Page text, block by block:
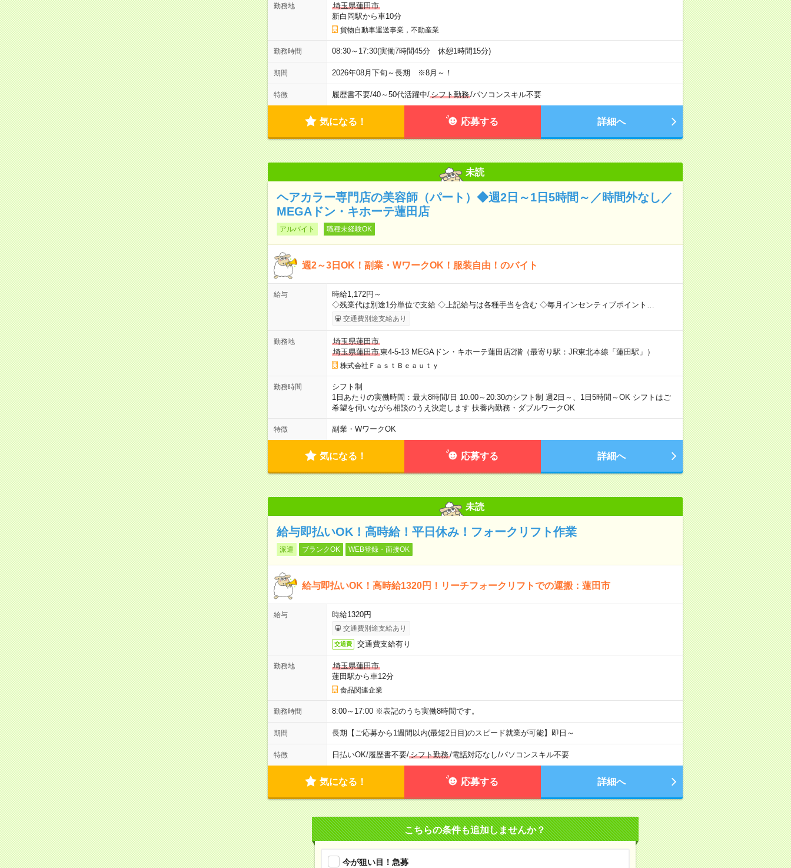
勤務地
埼玉県蓮田市
新白岡駅から車10分
貨物自動車運送事業，不動産業
勤務時間 08:30～17:30(実働7時間45分 休憩1時間15分)
期間 2026年08月下旬～長期 ※8月～！
特徴 履歴書不要/40～50代活躍中/シフト勤務/パソコンスキル不要
気になる！ 応募する 詳細へ
未読
ヘアカラー専門店の美容師（パート）◆週2日～1日5時間～／時間外なし／
MEGAドン・キホーテ蓮田店
アルバイト 職種未経験OK
週2～3日OK！副業・WワークOK！服装自由！のバイト
給与
時給1,172円～
◇残業代は別途1分単位で支給 ◇上記給与は各種手当を含む ◇毎月インセンティブポイント…
交通費別途支給あり
勤務地
埼玉県蓮田市
埼玉県蓮田市東4-5-13 MEGAドン・キホーテ蓮田店2階（最寄り駅：JR東北本線「蓮田駅」）
株式会社ＦａｓｔＢｅａｕｔｙ
勤務時間
シフト制
1日あたりの実働時間：最大8時間/日 10:00～20:30のシフト制 週2日～、1日5時間～OK シフトはご
希望を伺いながら相談のうえ決定します 扶養内勤務・ダブルワークOK
特徴 副業・WワークOK
気になる！ 応募する 詳細へ
未読
給与即払いOK！高時給！平日休み！フォークリフト作業
派遣 ブランクOK WEB登録・面接OK
給与即払いOK！高時給1320円！リーチフォークリフトでの運搬：蓮田市
給与 時給1320円
交通費別途支給あり
交通費 交通費支給有り
勤務地
埼玉県蓮田市
蓮田駅から車12分
食品関連企業
勤務時間 8:00～17:00 ※表記のうち実働8時間です。
期間 長期【ご応募から1週間以内(最短2日目)のスピード就業が可能】即日～
特徴 日払いOK/履歴書不要/シフト勤務/電話対応なし/パソコンスキル不要
気になる！ 応募する 詳細へ
こちらの条件も追加しませんか？
今が狙い目！急募